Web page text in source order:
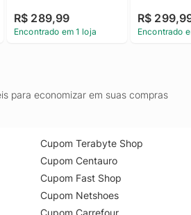
R$ 289,99
Encontrado em 1 loja
R$
Encontrado
para economizar em suas compras
Cupom Terabyte Shop
Cupom Centauro
Cupom Fast Shop
Cupom Netshoes
Cupom Carrefour